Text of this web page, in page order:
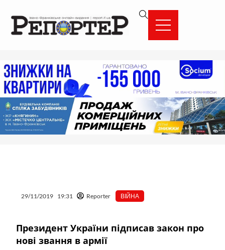
вмісту
29/11/2019 19:31 Reporter ВІЙНА
Президент України підписав закон про
нові звання в армії